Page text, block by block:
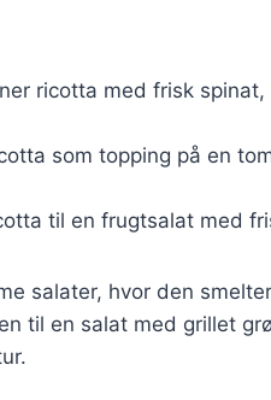
ricotta med frisk
som topping på en
til en frugtsalat med
salater, hvor den
til en salat med grillet